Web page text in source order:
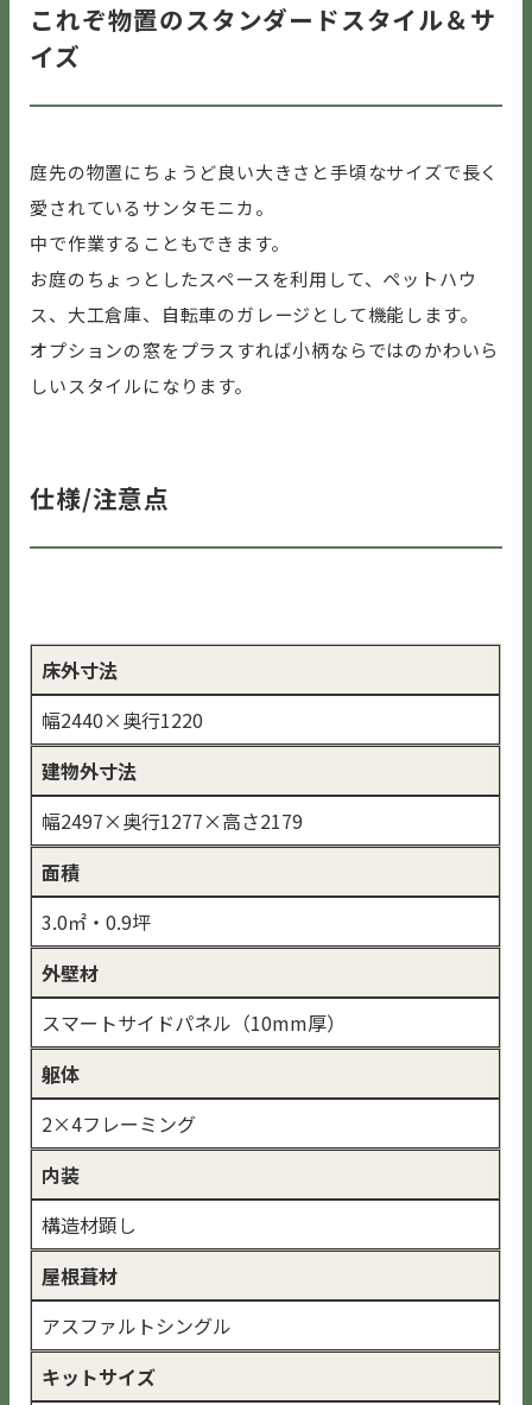
これぞ物置のスタンダードスタイル＆サ
イズ
庭先の物置にちょうど良い大きさと手頃なサイズで長く
愛されているサンタモニカ。
中で作業することもできます。
お庭のちょっとしたスペースを利用して、ペットハウ
ス、大工倉庫、自転車のガレージとして機能します。
オプションの窓をプラスすれば小柄ならではのかわいら
しいスタイルになります。
仕様/注意点
床外寸法
幅2440×奥行1220
建物外寸法
幅2497×奥行1277×高さ2179
面積
3.0㎡・0.9坪
外壁材
スマートサイドパネル（10mm厚）
躯体
2×4フレーミング
内装
構造材顕し
屋根葺材
アスファルトシングル
キットサイズ